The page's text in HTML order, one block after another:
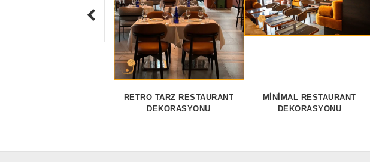
RETRO TARZ RESTAURANT
DEKORASYONU
MINIMAL RESTAURANT
DEKORASYONU